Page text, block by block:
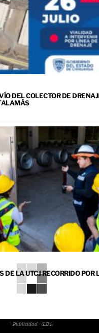
DEL COLECTOR DE
DE LA UTCJ RECORRIDO POR
- Publicidad - (LB4)